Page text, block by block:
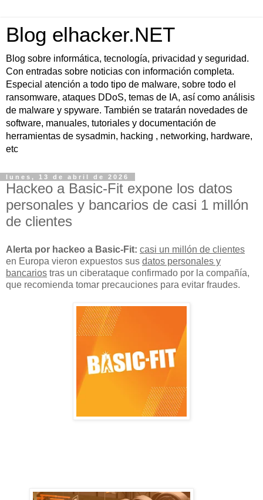
Blog elhacker.NET
Blog sobre informática, tecnología, privacidad y seguridad.
Con entradas sobre noticias con información completa.
Especial atención a todo tipo de malware, sobre todo el
ransomware, ataques DDoS, temas de IA, así como análisis
de malware y spyware. También se tratarán novedades de
software, manuales, tutoriales y documentación de
herramientas de sysadmin, hacking , networking, hardware,
etc
lunes, 13 de abril de 2026
Hackeo a Basic-Fit expone los datos
personales y bancarios de casi 1 millón
de clientes
Alerta por hackeo a Basic-Fit: casi un millón de clientes
en Europa vieron expuestos sus datos personales y
bancarios tras un ciberataque confirmado por la compañía,
que recomienda tomar precauciones para evitar fraudes.